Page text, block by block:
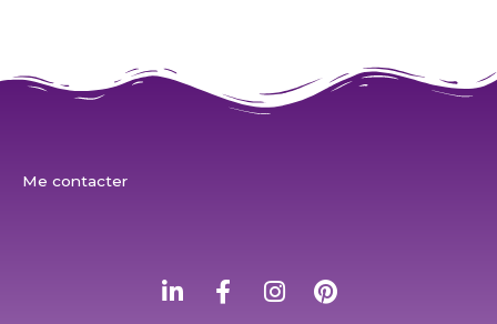
Me contacter
n
k
c
e
s
t
n
t